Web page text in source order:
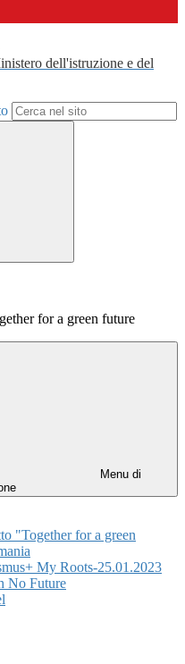
dell'istruzione e del
for a green future
Menu di
"Together for a green
My Roots-25.01.2023
No Future